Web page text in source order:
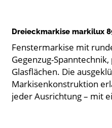
Dreieckmarkise markilux
Fenstermarkise mit
Gegenzug-
Glasflächen. Die
Markisenkonstruktion
jeder Ausrichtung – mit